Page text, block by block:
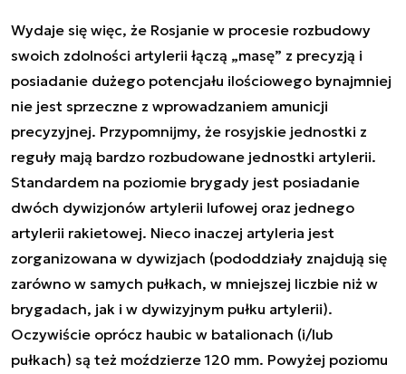
Wydaje się więc, że Rosjanie w procesie rozbudowy
swoich zdolności artylerii łączą „masę” z precyzją i
posiadanie dużego potencjału ilościowego bynajmniej
nie jest sprzeczne z wprowadzaniem amunicji
precyzyjnej. Przypomnijmy, że rosyjskie jednostki z
reguły mają bardzo rozbudowane jednostki artylerii.
Standardem na poziomie brygady jest posiadanie
dwóch dywizjonów artylerii lufowej oraz jednego
artylerii rakietowej. Nieco inaczej artyleria jest
zorganizowana w dywizjach (pododdziały znajdują się
zarówno w samych pułkach, w mniejszej liczbie niż w
brygadach, jak i w dywizyjnym pułku artylerii).
Oczywiście oprócz haubic w batalionach (i/lub
pułkach) są też moździerze 120 mm. Powyżej poziomu